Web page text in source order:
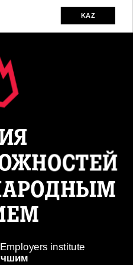
institute
KAZ